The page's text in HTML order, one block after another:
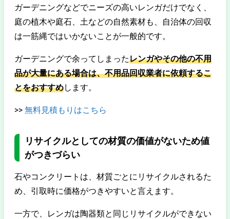
ガーデニングなどでニーズの高いレンガだけでなく、
庭の植木や庭石、土などの自然素材も、自治体の回収
は一筋縄ではいかないことが一般的です。
ガーデニングで余ってしまったレンガやその他の不用
品が大量にある場合は、不用品回収業者に依頼するこ
とをおすすめします。
>> 無料見積もりはこちら
リサイクルとしての材質の価値がないため値
がつきづらい
石やコンクリートは、材質ごとにリサイクルされるた
め、引取時に価格がつきやすいと言えます。
一方で、レンガは陶器類と同じリサイクルができない